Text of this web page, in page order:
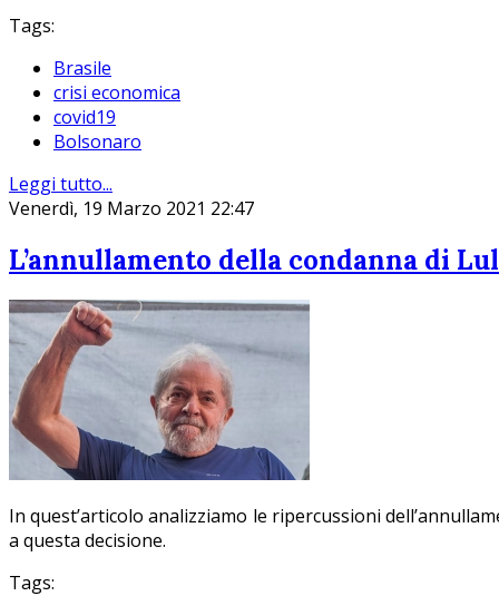
Tags:
Brasile
crisi economica
covid19
Bolsonaro
Leggi tutto...
Venerdì, 19 Marzo 2021 22:47
L’annullamento della condanna di
In quest’articolo analizziamo le ripercussioni
a questa decisione.
Tags: